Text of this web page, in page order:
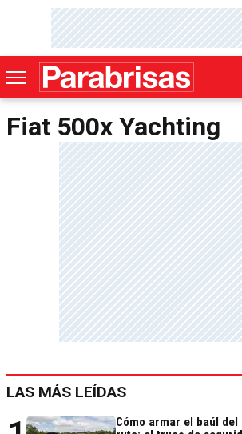
Fiat 500x Yachting
LAS MÁS LEÍDAS
Cómo armar el baúl